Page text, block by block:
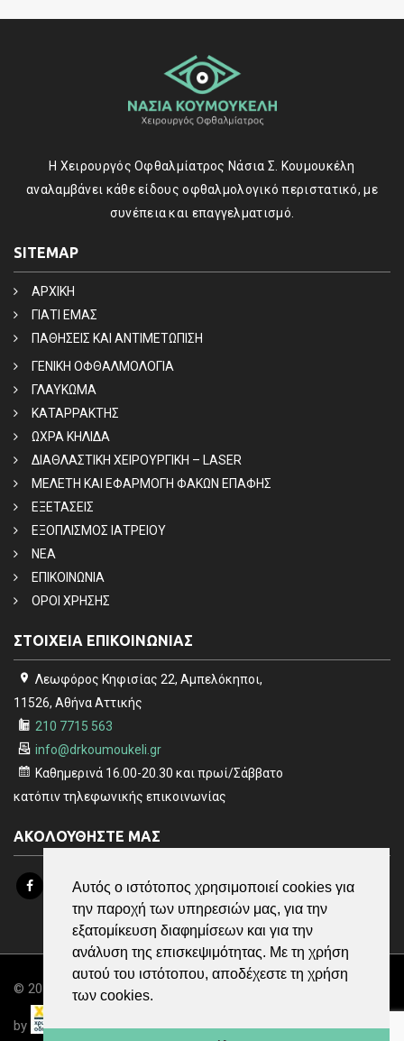
Αυτός ο ιστότοπος χρησιμοποιεί cookies για
την παροχή των υπηρεσιών μας, για την
εξατομίκευση διαφημίσεων και για την
ανάλυση της επισκεψιμότητας. Με τη χρήση
αυτού του ιστότοπου, αποδέχεστε τη χρήση
των cookies.
Η Χειρουργός Οφθαλμίατρος Νάσια Σ. Κουμουκέλη
αναλαμβάνει κάθε είδους οφθαλμολογικό περιστατικό, με
συνέπεια και επαγγελματισμό.
SITEMAP
ΑΡΧΙΚΗ
ΓΙΑΤΙ ΕΜΑΣ
ΠΑΘΗΣΕΙΣ ΚΑΙ ΑΝΤΙΜΕΤΩΠΙΣΗ
ΓΕΝΙΚΗ ΟΦΘΑΛΜΟΛΟΓΙΑ
ΓΛΑΥΚΩΜΑ
ΚΑΤΑΡΡΑΚΤΗΣ
ΩΧΡΑ ΚΗΛΙΔΑ
ΔΙΑΘΛΑΣΤΙΚΗ ΧΕΙΡΟΥΡΓΙΚΗ – LASER
ΜΕΛΕΤΗ ΚΑΙ ΕΦΑΡΜΟΓΗ ΦΑΚΩΝ ΕΠΑΦΗΣ
ΕΞΕΤΑΣΕΙΣ
ΕΞΟΠΛΙΣΜΟΣ ΙΑΤΡΕΙΟΥ
ΝΕΑ
ΕΠΙΚΟΙΝΩΝΙΑ
ΟΡΟΙ ΧΡΗΣΗΣ
ΣΤΟΙΧΕΙΑ ΕΠΙΚΟΙΝΩΝΙΑΣ
Λεωφόρος Κηφισίας 22, Αμπελόκηποι,
11526, Αθήνα Αττικής
210 7715 563
info@drkoumoukeli.gr
Καθημερινά 16.00-20.30 και πρωί/Σάββατο
κατόπιν τηλεφωνικής επικοινωνίας
ΑΚΟΛΟΥΘΗΣΤΕ ΜΑΣ
© 2019 Δρ Νάσια Κουμουκέλη, All Rights Reserved | Powered
by